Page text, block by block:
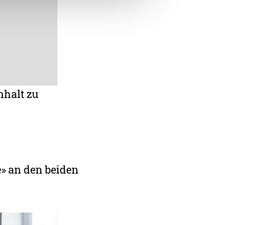
zu
an den beiden